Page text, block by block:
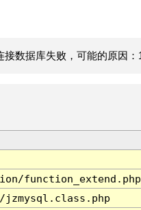
接数据库失败，可能的原因
function_extend.php